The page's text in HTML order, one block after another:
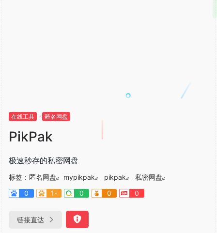
在线工具 匿名网盘
PikPak
极速秒存的私密网盘
标签： 匿名网盘 mypikpak pikpak
私密网盘
0
1- 0 0 0
链接直达